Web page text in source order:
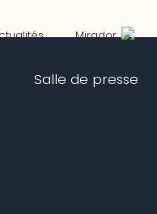
Mirador
Salle de presse